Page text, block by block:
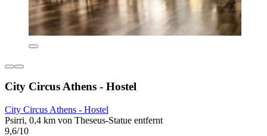
City Circus Athens - Hostel
City Circus Athens - Hostel
Psirri, 0,4 km von Theseus-Statue entfernt
9,6/10